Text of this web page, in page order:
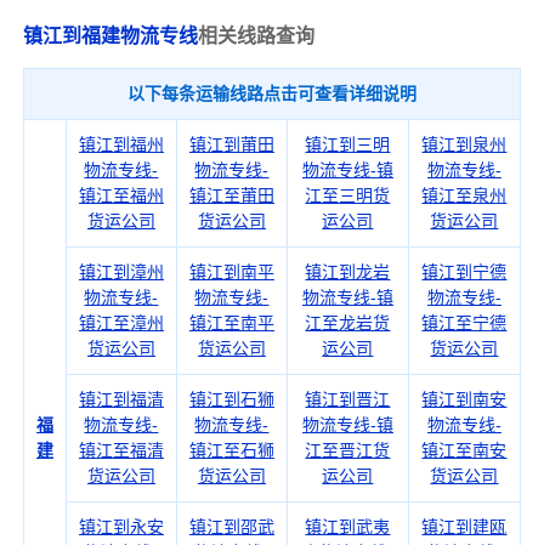
镇江到福建物流专线相关线路查询
以下每条运输线路点击可查看详细说明
福
建
镇江到福州
物流专线-
镇江至福州
货运公司
镇江到莆田
物流专线-
镇江至莆田
货运公司
镇江到三明
物流专线-镇
江至三明货
运公司
镇江到泉州
物流专线-
镇江至泉州
货运公司
镇江到漳州
物流专线-
镇江至漳州
货运公司
镇江到南平
物流专线-
镇江至南平
货运公司
镇江到龙岩
物流专线-镇
江至龙岩货
运公司
镇江到宁德
物流专线-
镇江至宁德
货运公司
镇江到福清
物流专线-
镇江至福清
货运公司
镇江到石狮
物流专线-
镇江至石狮
货运公司
镇江到晋江
物流专线-镇
江至晋江货
运公司
镇江到南安
物流专线-
镇江至南安
货运公司
镇江到永安
镇江到邵武
镇江到武夷
镇江到建瓯